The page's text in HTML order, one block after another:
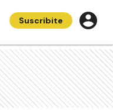
Suscribite